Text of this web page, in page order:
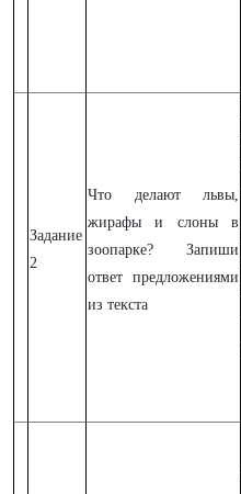
Задание
2
Что делают львы,
жирафы и слоны в
зоопарке? Запиши
ответ предложениями
из текста